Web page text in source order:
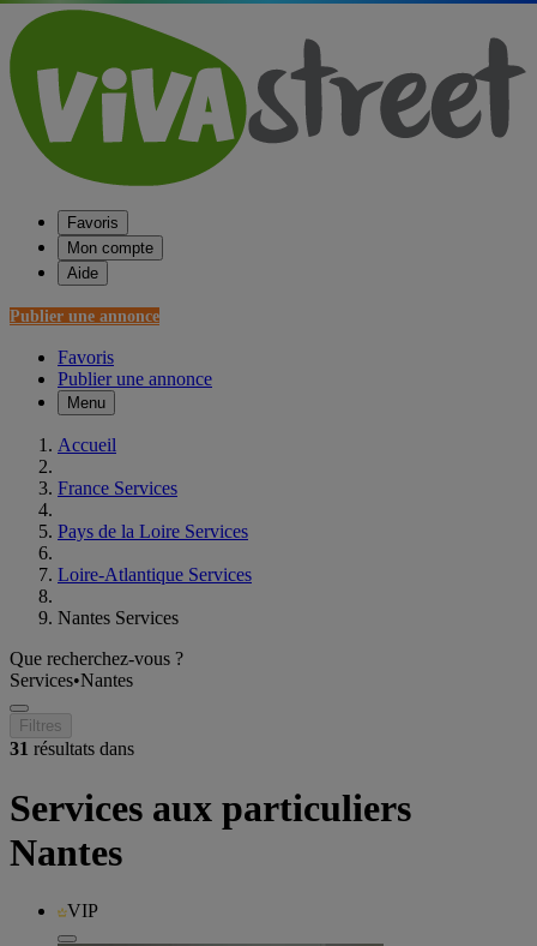
Favoris
Mon compte
Aide
Publier une annonce
Favoris
Publier une annonce
Menu
Accueil
France Services
Pays de la Loire Services
Loire-Atlantique Services
Nantes Services
Que recherchez-vous ?
Services•Nantes
Filtres
31 résultats dans
Services aux particuliers
Nantes
VIP